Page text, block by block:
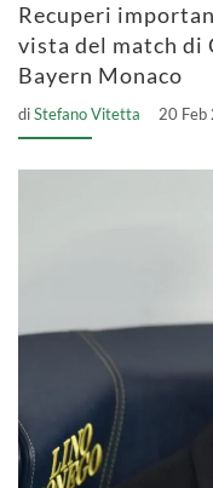
Recuperi
vista del match di
Bayern Monaco
diStefano Vitetta 20